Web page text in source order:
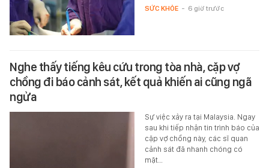
SỨC KHỎE - 6 giờ trước
Nghe thấy tiếng kêu cứu trong tòa nhà, cặp vợ
chồng đi báo cảnh sát, kết quả khiến ai cũng ngã
ngửa
Sự việc xảy ra tại Malaysia. Ngay
sau khi tiếp nhận tin trình báo của
cặp vợ chồng này, các sĩ quan
cảnh sát đã nhanh chóng có
mặt…